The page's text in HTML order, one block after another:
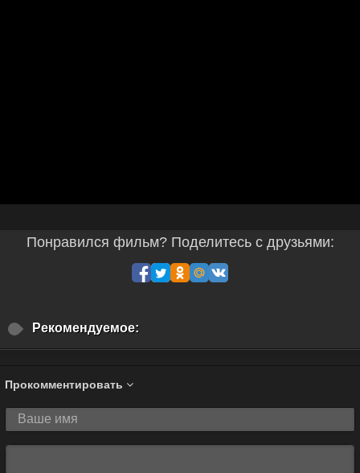
Понравился фильм? Поделитесь с друзьями:
Рекомендуемое:
Прокомментировать